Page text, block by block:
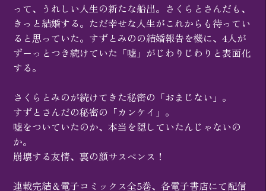
って、うれしい人生の新たな船出。さくらとさんだも、
きっと結婚する。ただ幸せな人生がこれからも待ってい
ると思っていた。すずとみのの結婚報告を機に、4人が
ずーっとつき続けていた「嘘」がじわりじわりと表面化
する。
さくらとみのが続けてきた秘密の「おまじない」。
すずとさんだの秘密の「カンケイ」。
嘘をついていたのか、本当を隠していたんじゃないの
か。
崩壊する友情、裏の顔サスペンス！
連載完結＆電子コミックス全5巻、各電子書店にて配信